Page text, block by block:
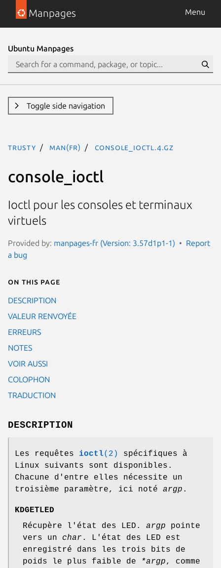
Manpages Menu
Ubuntu Manpages
Toggle side navigation
trusty man(fr) console_ioctl.4.gz
console_ioctl
Ioctl pour les consoles et terminaux
virtuels
Provided by: manpages-fr (Version: 3.57d1p1-1)
Report
a bug
On this page
DESCRIPTION
VALEUR RENVOYÉE
ERREURS
NOTES
VOIR AUSSI
COLOPHON
TRADUCTION
DESCRIPTION
Les requêtes ioctl(2)
spécifiques à
Linux suivants sont disponibles.
Chacune d'entre elles nécessite un
troisième paramètre, ici noté argp .
KDGETLED
Récupère l'état des LED. argp pointe
vers un char . L'état des LED est
enregistré dans les trois bits de
poids le plus faible de
*argp, comme